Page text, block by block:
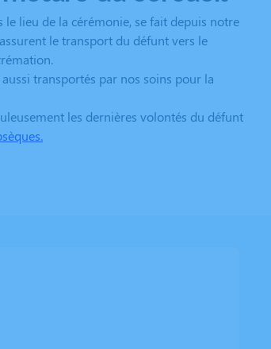
lieu de la cérémonie, se fait depuis notre
le transport du défunt vers le
transportés par nos soins pour la
les dernières volontés du défunt
.